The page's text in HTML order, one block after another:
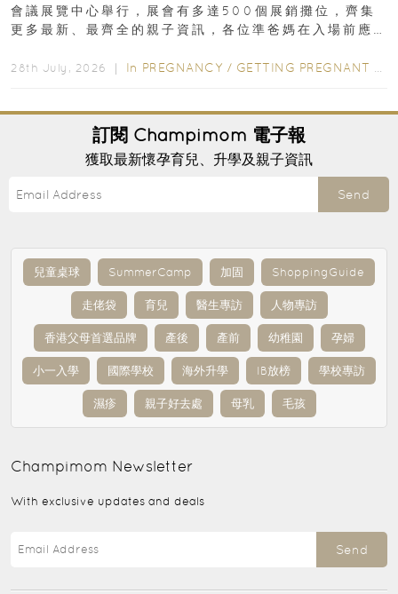
會議展覽中心舉行，展會有多達500個展銷攤位，齊集
更多最新、最齊全的親子資訊，各位準爸媽在入場前應
28th July, 2026 ｜ In PREGNANCY / GETTING PREGNANT
訂閱 Champimom 電子報
獲取最新懷孕育兒、升學及親子資訊
Send
兒童桌球 SummerCamp 加固 ShoppingGuide
走佬袋 育兒 醫生專訪 人物專訪
香港父母首選品牌 產後 產前 幼稚園 孕婦
小一入學 國際學校 海外升學 IB放榜 學校專訪
濕疹 親子好去處 母乳 毛孩
Champimom Newsletter
With exclusive updates and deals
Send